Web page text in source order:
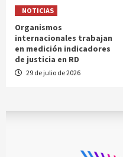
NOTICIAS
Organismos
internacionales trabajan
en medición indicadores
de justicia en RD
29 de julio de 2026